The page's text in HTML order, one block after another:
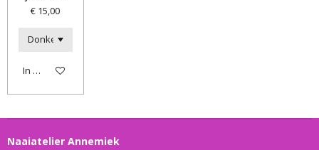
€ 15,00
In winkelwagen
Naaiatelier Annemiek